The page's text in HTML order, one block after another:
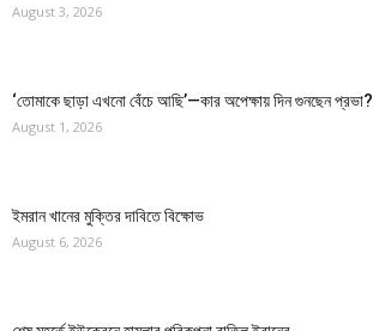
August 3, 2026
‘তোমাকে ছাড়া এখনো বেঁচে আছি’—কার অপেক্ষায় দিন গুনছেন প্রভা?
August 1, 2026
ইমরান খানের মুক্তির দাবিতে বিক্ষোভ
August 6, 2026